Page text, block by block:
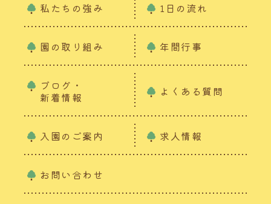
私たちの強み 1日の流れ
園の取り組み 年間行事
ブログ・
新着情報
よくある質問
入園のご案内 求人情報
お問い合わせ